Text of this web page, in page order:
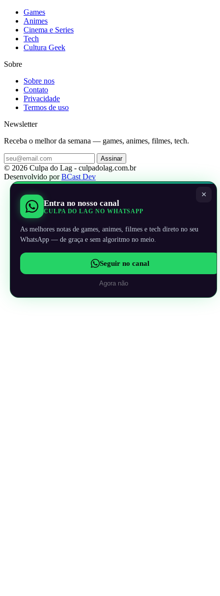
Games
Animes
Cinema e Series
Tech
Cultura Geek
Sobre
Sobre nos
Contato
Privacidade
Termos de uso
Newsletter
Receba o melhor da semana — games, animes, filmes, tech.
Assinar
© 2026 Culpa do Lag - culpadolag.com.br
Desenvolvido porBCast Dev
×
Entra no nosso canal
CULPA DO LAG NO WHATSAPP
As melhores notas de games, animes, filmes e tech direto no seu
WhatsApp — de graça e sem algoritmo no meio.
Seguir no canal
Agora não